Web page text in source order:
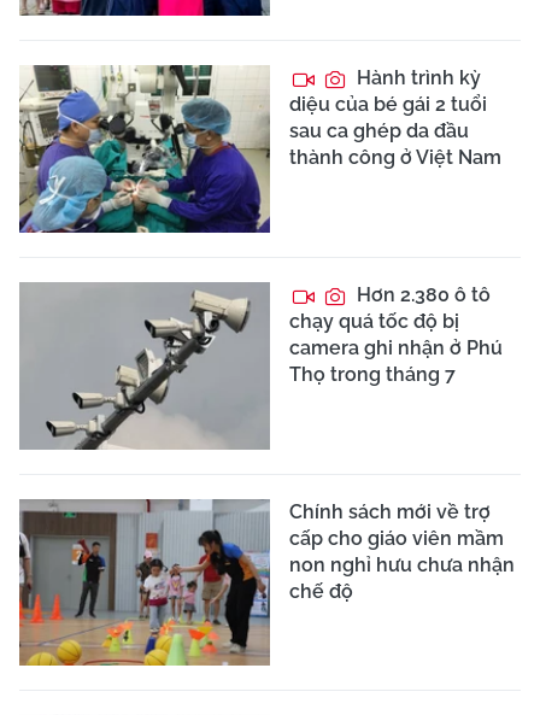
Hành trình kỳ
diệu của bé gái 2 tuổi
sau ca ghép da đầu
thành công ở Việt Nam
Hơn 2.380 ô tô
chạy quá tốc độ bị
camera ghi nhận ở Phú
Thọ trong tháng 7
Chính sách mới về trợ
cấp cho giáo viên mầm
non nghỉ hưu chưa nhận
chế độ